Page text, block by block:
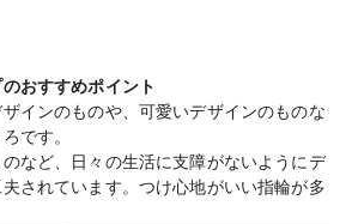
典
特典情報
ナビウエディングから”10,000円分”の特典を
おすすめポイント
インのものや、可愛いデザインのものな
です。
など、日々の生活に支障がないようにデ
されています。つけ心地がいい指輪が多